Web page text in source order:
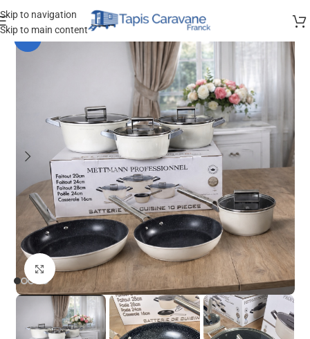
Skip to navigation
Skip to main content
Agrandir